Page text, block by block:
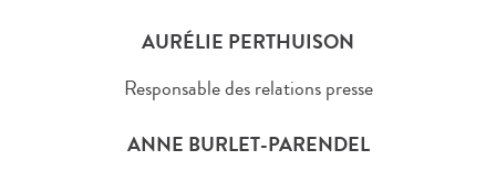
AURÉLIE PERTHUISON
Responsable des relations presse
ANNE BURLET-PARENDEL